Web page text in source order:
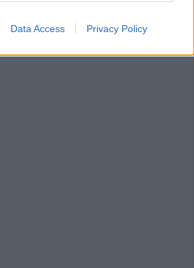
Data Access Privacy Policy